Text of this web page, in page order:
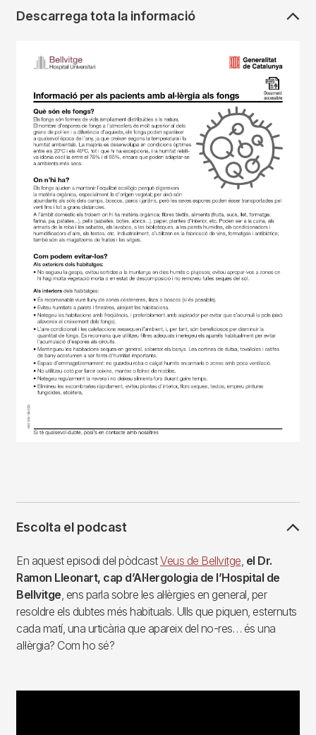
Descarrega tota la informació
Escolta el podcast
En aquest episodi del pòdcastVeus de Bellvitge el Dr.
Ramon Lleonart, cap d’Al·lergologia de l’Hospital de
Bellvitge , ens parla sobre les al·lèrgies en general, per
resoldre els dubtes més habituals. Ulls que piquen, esternuts
cada matí, una urticària que apareix del no-res… és una
al·lèrgia? Com ho sé?